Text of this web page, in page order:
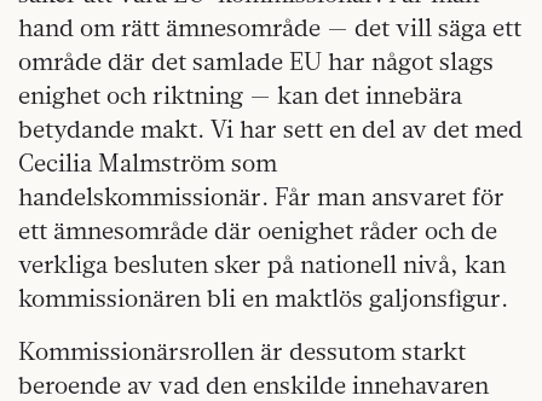
hand om rätt ämnesområde — det vill säga ett
område där det samlade EU har något slags
enighet och riktning — kan det innebära
betydande makt. Vi har sett en del av det med
Cecilia Malmström som
handelskommissionär. Får man ansvaret för
ett ämnesområde där oenighet råder och de
verkliga besluten sker på nationell nivå, kan
kommissionären bli en maktlös galjonsfigur.
Kommissionärsrollen är dessutom starkt
beroende av vad den enskilde innehavaren